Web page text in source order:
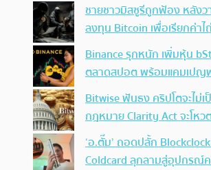
ชายชาวมิสซูรีถูกฟ้อง หลัง
ลงทุน Bitcoin เพื่อเรียกค่าไ
Binance รุกหนัก เพิ่มหุ้น
ตลาดสปอต พร้อมแคมเปญ
Bitwise ฟันธง คริปโตจะไม่
กฎหมาย Clarity Act จะโหว
‘อ.ตั๊ม’ ถอดปลั้ก
Coldcard ลุกลามสู่อุปกรณ์